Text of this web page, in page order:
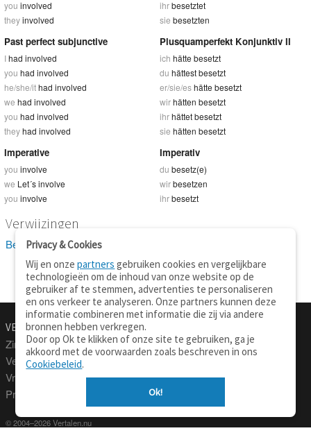
you involved
theyinvolved
ihrbesetztet
sie besetzten
Past perfect subjunctive
Ihad involved
you had involved
he/she/ithad involved
we had involved
you had involved
theyhad involved
Plusquamperfekt Konjunktiv II
ich hätte besetzt
du hättest besetzt
er/sie/eshätte besetzt
wirhätten besetzt
ihrhättet besetzt
sie hätten besetzt
Imperative
you involve
we Let´s involve
you involve
Imperativ
du besetz(e)
wirbesetzen
ihrbesetzt
Verwijzingen
Bekijk 8 definitie(s) van involve
VERTALEN.NU
Zinnen vertalen
Verklarend woordenboek
Vraagbaak
Professionele vertaling
© 2004–2026 Vertalen.nu
Over deze site
Privacy
Privacy & Cookies
Wij en onzepartners gebruiken cookies en vergelijkbare
technologieën om de inhoud van onze website op de
gebruiker af te stemmen, advertenties te personaliseren
en ons verkeer te analyseren. Onze partners kunnen deze
informatie combineren met informatie die zij via andere
bronnen hebben verkregen.
Door op Ok te klikken of onze site te gebruiken, ga je
akkoord met de voorwaarden zoals beschreven in ons
Cookiebeleid.
Ok!